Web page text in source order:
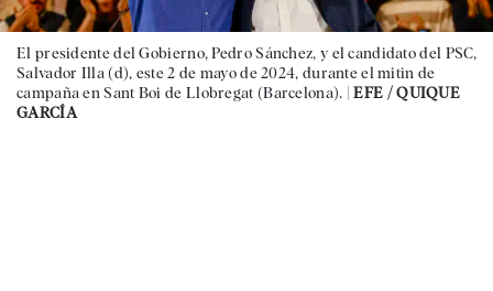
El presidente del Gobierno, Pedro Sánchez, y el candidato del PSC,
Salvador Illa (d), este 2 de mayo de 2024, durante el mitin de
campaña en Sant Boi de Llobregat (Barcelona). |EFE / QUIQUE
GARCÍA